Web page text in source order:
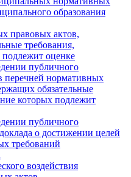
образования
правовых актов,
требования,
оценке
публичного
перечней нормативных
обязательные
которых подлежит
публичного
о достижении целей
требований
воздействия